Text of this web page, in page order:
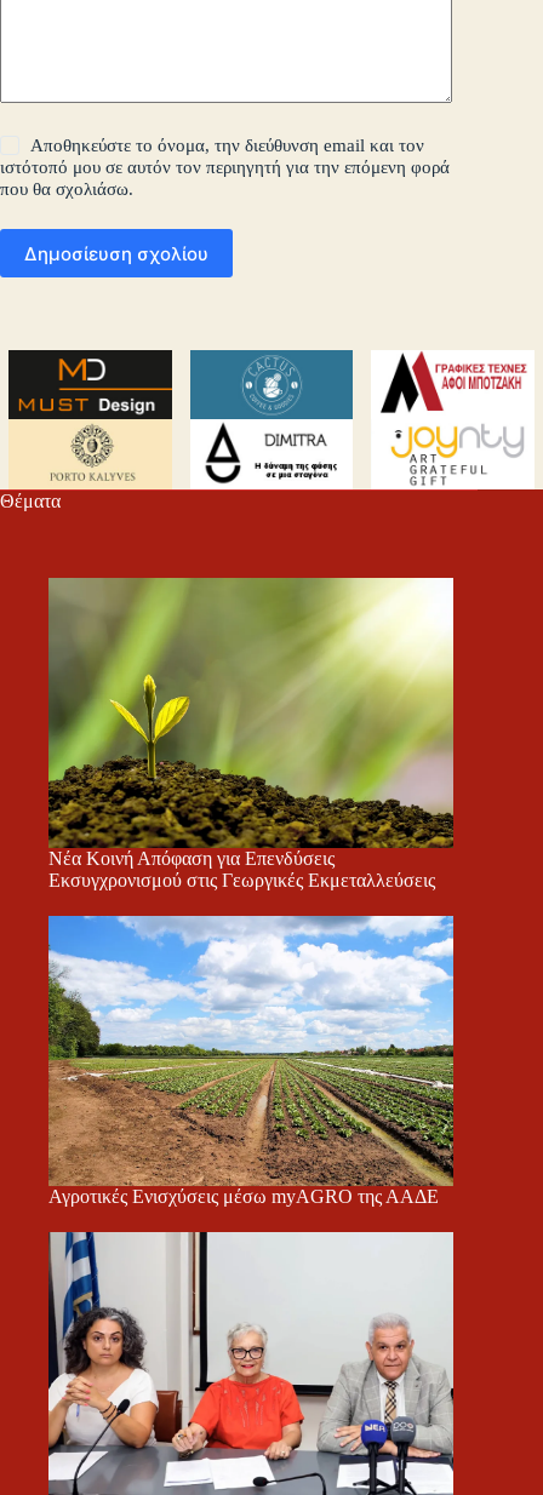
Αποθηκεύστε το όνομα, την διεύθυνση email και τον
ιστότοπό μου σε αυτόν τον περιηγητή για την επόμενη φορά
που θα σχολιάσω.
Δημοσίευση σχολίου
Θέματα
Νέα Κοινή Απόφαση για Επενδύσεις
Εκσυγχρονισμού στις Γεωργικές Εκμεταλλεύσεις
Αγροτικές Ενισχύσεις μέσω myAGRO της ΑΑΔΕ